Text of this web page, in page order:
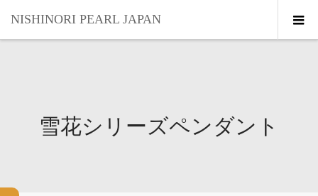
NISHINORI PEARL JAPAN
雪花シリーズペンダント